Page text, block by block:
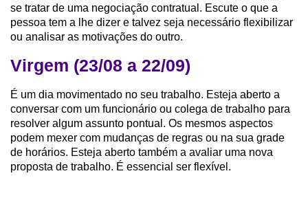
se tratar de uma negociação contratual. Escute o que a
pessoa tem a lhe dizer e talvez seja necessário flexibilizar
ou analisar as motivações do outro.
Virgem (23/08 a 22/09)
É um dia movimentado no seu trabalho. Esteja aberto a
conversar com um funcionário ou colega de trabalho para
resolver algum assunto pontual. Os mesmos aspectos
podem mexer com mudanças de regras ou na sua grade
de horários. Esteja aberto também a avaliar uma nova
proposta de trabalho. É essencial ser flexível.